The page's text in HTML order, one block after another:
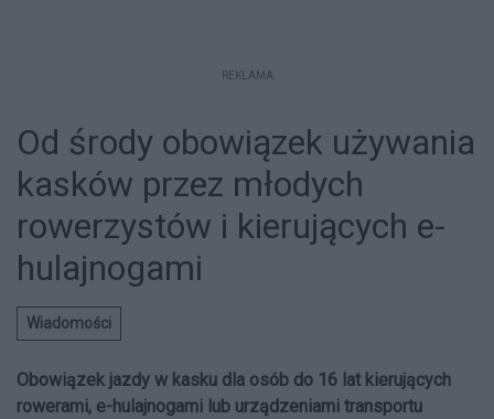
REKLAMA
Od środy obowiązek używania
kasków przez młodych
rowerzystów i kierujących e-
hulajnogami
Wiadomości
Obowiązek jazdy w kasku dla osób do 16 lat kierujących
rowerami, e-hulajnogami lub urządzeniami transportu